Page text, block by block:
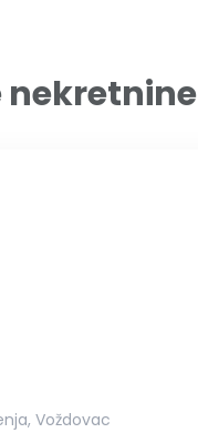
nekretnine
Voždovac